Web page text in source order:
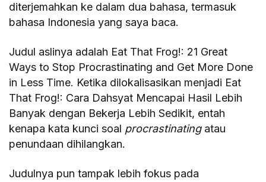
diterjemahkan ke dalam dua bahasa, termasuk
bahasa Indonesia yang saya baca.
Judul aslinya adalah Eat That Frog!: 21 Great
Ways to Stop Procrastinating and Get More Done
in Less Time. Ketika dilokalisasikan menjadi Eat
That Frog!: Cara Dahsyat Mencapai Hasil Lebih
Banyak dengan Bekerja Lebih Sedikit, entah
kenapa kata kunci soal procrastinatingatau
penundaan dihilangkan.
Judulnya pun tampak lebih fokus pada